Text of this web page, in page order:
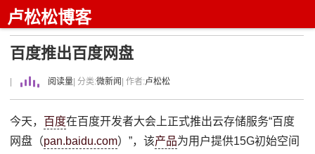
卢松松博客
百度推出百度网盘
阅读量 | 分类:微新闻 | 作者:卢松松
今天， 百度在百度开发者大会上正式推出云存储服务“百度
网盘（pan.baidu.com）”，该产品为用户提供15G初始空间